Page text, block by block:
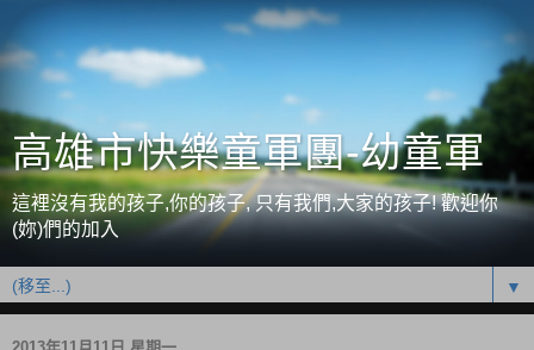
高雄市快樂童軍團-幼童軍
這裡沒有我的孩子,你的孩子, 只有我們,大家的孩子! 歡迎你
(妳)們的加入
▼
2013年11月11日 星期一